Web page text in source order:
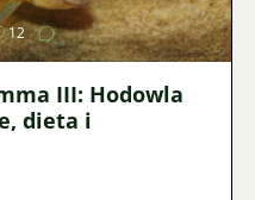
12
III: Hodowla
dieta i